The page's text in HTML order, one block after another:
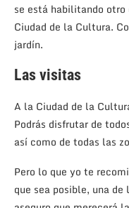
se está habilitando
Ciudad de la Cultura.
jardín.
Las visitas
A la Ciudad de la
Podrás disfrutar de
así como de todas las
Pero lo que yo te
que sea posible, una